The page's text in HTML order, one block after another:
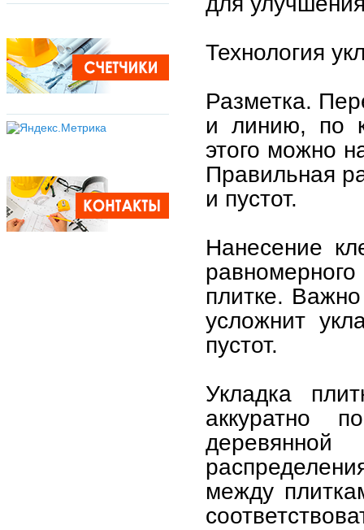
Технология
Разметка.
и линию, по
этого можно
Правильная
и пустот.
Нанесение
плитке.
усложнит
пустот.
Укладка
аккуратно
между